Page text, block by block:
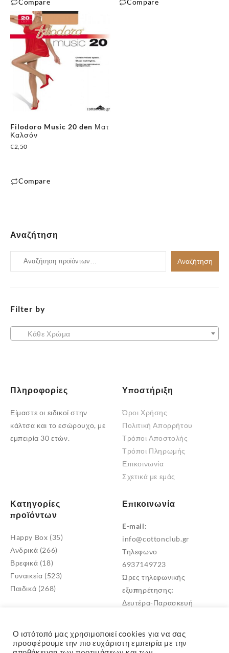
Filodoro Music 20 den Ματ
Καλσόν
€2,50
Compare
Αναζήτηση
Αναζήτηση
για:
Αναζήτηση
Filter by
Κάθε Χρώμα
Πληροφορίες
Είμαστε οι ειδικοί στην
κάλτσα και το εσώρουχο, με
εμπειρία 30 ετών.
Υποστήριξη
Όροι Χρήσης
Πολιτική Απορρήτου
Τρόποι Αποστολής
Τρόποι Πληρωμής
Επικοινωνία
Σχετικά με εμάς
Κατηγορίες
προϊόντων
Happy Box (35)
Ανδρικά (266)
Βρεφικά (18)
Γυναικεία (523)
Παιδικά (268)
Επικοινωνία
E-mail:
info@cottonclub.gr
Τηλεφωνο
6937149723
Ώρες τηλεφωνικής
εξυπηρέτησης:
Δευτέρα-Παρασκευή
Μεταμόρφωση Αττικής
Ο ιστότοπό μας χρησιμοποιεί cookies για να σας
προσφέρουμε την πιο ευχάριστη εμπειρία με την